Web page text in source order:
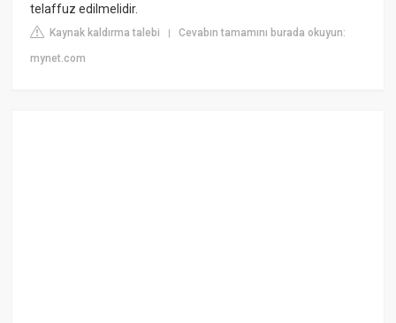
telaffuz edilmelidir.
Kaynak kaldırma talebi |Cevabın tamamını burada okuyun:
mynet.com